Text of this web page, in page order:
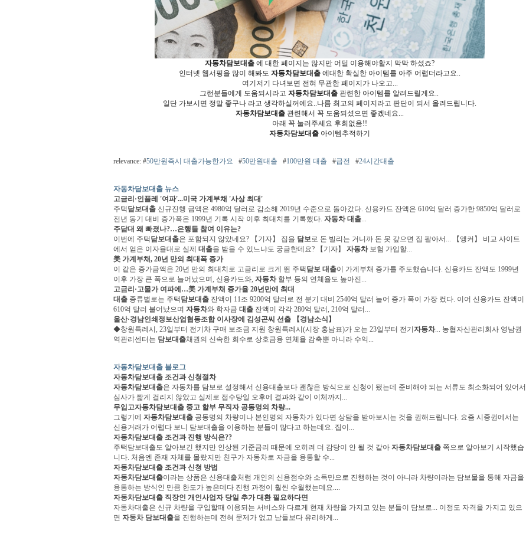
자동차담보대출 에 대한 페이지는 많지만 어딜 이용해야할지 막막 하셨죠?
인터넷 웹서핑을 많이 해봐도 자동차담보대출 에대한 확실한 아이템를 아주 어렵더라고요..
여기저기 다녀보면 전혀 무관한 페이지가 나오고...
그런분들에게 도움되시라고 자동차담보대출관련한 아이템를 알려드릴게요..
일단 가보시면 정말 좋구나 라고 생각하실꺼에요..나름 최고의 페이지라고 판단이 되서 올려드립니다.
자동차담보대출 관련해서 꼭 도움되셨으면 좋겠네요...
아래 꼭 눌러주세요 후회없음!!
자동차담보대출 아이템추적하기
relevance: #50만원즉시 대출가능한가요 #50만원대출 #100만원 대출 #급전 #24시간대출
자동차담보대출 뉴스
고금리·인플레 '여파'...미국 가계부채 '사상 최대'
주택담보대출 신규진행 금액은 4980억 달러로 감소해 2019년 수준으로 돌아갔다. 신용카드 잔액은 610억 달러 증가한 9850억 달러로
전년 동기 대비 증가폭은 1999년 기록 시작 이후 최대치를 기록했다. 자동차 대출
주담대 왜 빠졌나?…은행들 참여 이유는?
이번에 주택담보대출은 포함되지 않았네요? 【기자】 집을 담보 로 돈 빌리는 거니까 돈 못 갚으면 집 팔아서... 【앵커】 비교 사이트
에서 얻은 이자율대로 실제 대출을 받을 수 있느냐도 궁금한데요? 【기자】 자동차보험 가입할...
美 가계부채, 20년 만의 최대폭 증가
이 같은 증가금액은 20년 만의 최대치로 고금리로 크게 뛴 주택담보 대출이 가계부채 증가를 주도했습니다. 신용카드 잔액도 1999년
이후 가장 큰 폭으로 늘어났으며, 신용카드와, 자동차할부 등의 연체율도 높아진...
고금리·고물가 여파에…美 가계부채 증가율 20년만에 최대
대출 종류별로는 주택담보대출 잔액이 11조 9200억 달러로 전 분기 대비 2540억 달러 늘어 증가 폭이 가장 컸다. 이어 신용카드 잔액이
610억 달러 불어났으며 자동차와 학자금 대출 잔액이 각각 280억 달러, 210억 달러...
울산·경남인쇄정보산업협동조합 이사장에 김성곤씨 선출 【경남소식】
◆창원특례시, 23일부터 전기차 구매 보조금 지원 창원특례시(시장 홍남표)가 오는 23일부터 전기자동차... 농협자산관리회사 영남권
역관리센터는 담보대출채권의 신속한 회수로 상호금융 연체율 감축뿐 아니라 수익...
자동차담보대출 블로그
자동차담보대출 조건과 신청절차
자동차담보대출은 자동차를 담보로 설정해서 신용대출보다 괜찮은 방식으로 신청이 됐는데 준비해야 되는 서류도 최소화되어 있어서
심사가 짧게 걸리지 않았고 실제로 접수당일 오후에 결과와 같이 이체까지...
무입고자동차담보대출 중고 할부 무직자 공동명의 차량...
그렇기에 자동차담보대출 공동명의 차량이나 본인명의 자동차가 있다면 상담을 받아보시는 것을 권해드립니다. 요즘 시중권에서는
신용거래가 어렵다 보니 담보대출을 이용하는 분들이 많다고 하는데요. 집이...
자동차담보대출 조건과 진행 방식은??
주택담보대출도 알아보긴 했지만 인상된 기준금리 때문에 오히려 더 감당이 안 될 것 같아 자동차담보대출 쪽으로 알아보기 시작했습
니다. 처음엔 존재 자체를 몰랐지만 친구가 자동차로 자금을 융통할 수...
자동차담보대출 조건과 신청 방법
자동차담보대출이라는 상품은 신용대출처럼 개인의 신용점수와 소득만으로 진행하는 것이 아니라 차량이라는 담보물을 통해 자금을
융통하는 방식인 만큼 한도가 높은데다 진행 과정이 훨씬 수월했는데요....
자동차담보대출 직장인 개인사업자 당일 추가 대환 필요하다면
자동차대출은 신규 차량을 구입할때 이용되는 서비스와 다르게 현재 차량을 가지고 있는 분들이 담보로... 이정도 자격을 가지고 있으
면 자동차 담보대출을 진행하는데 전혀 문제가 없고 남들보다 유리하게...